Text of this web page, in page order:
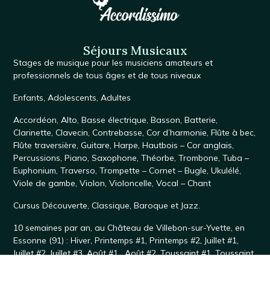
Séjours Musicaux
Stages de musique pour les musiciens amateurs et
professionnels de tous âges et de tous niveaux
Enfants,Adolescents,Adultes
Accordéon,Alto,Basse électrique,Basson,Batterie,
Clarinette,Clavecin,Contrebasse,Cor d’harmonie,Flûte à bec,
Flûte traversière,Guitare,Harpe,Hautbois – Cor anglais,
Percussions,Piano,Saxophone, Théorbe,Trombone,Tuba –
Euphonium,Traverso,Trompette – Cornet – Bugle,Ukulélé,
Viole de gambe,Violon,Violoncelle,Vocal – Chant
CursusDécouverte,Classique,Baroque et Jazz.
10 semaines par an, auChâteau de Villebon-sur-Yvette, en
Essonne (91) :Hiver,Printemps #1,Printemps #2, Juillet #1,
Juillet #2,Juillet #3,Août #1,Août #2,Toussaint #1,Toussaint